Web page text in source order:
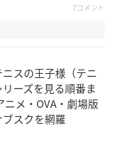
7コメント
スの王子様（テニ
ーズを見る順番ま
ニメ・OVA・劇場版
スクを網羅